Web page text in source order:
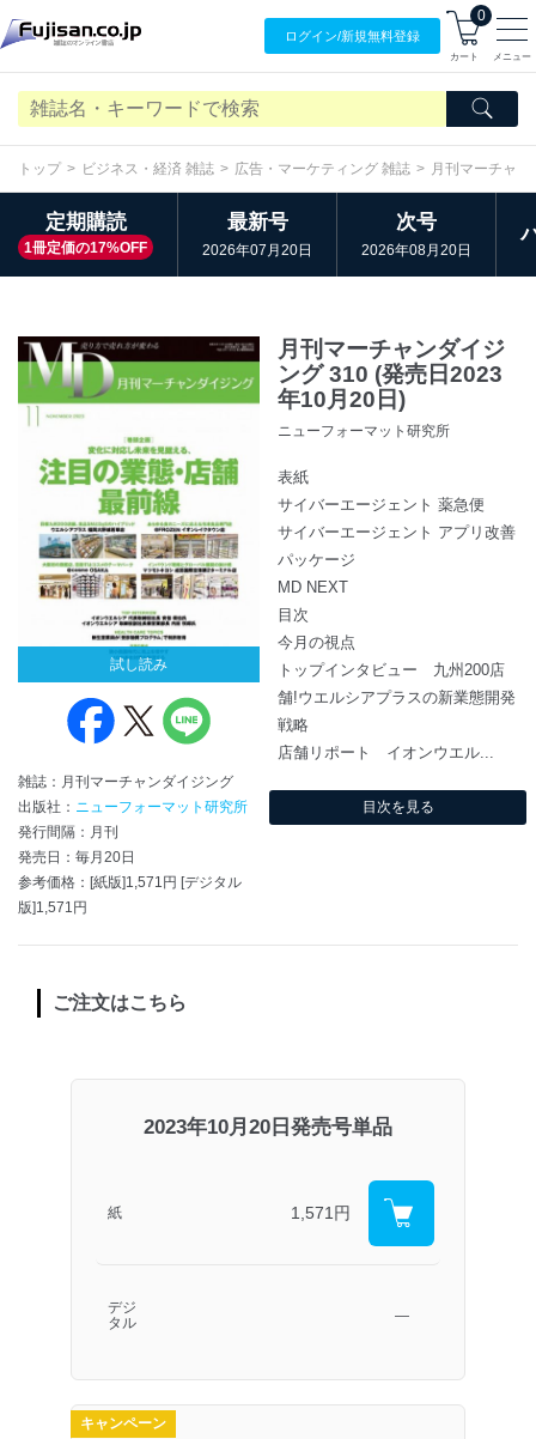
ログイン/新規無料登録
0
カート メニュー
トップ ビジネス・経済 雑誌 広告・マーケティング 雑誌 月刊マーチャ
定期購読
1冊定価の17%OFF
最新号
2026年07月20日
次号
2026年08月20日
試し読み
雑誌：月刊マーチャンダイジング
出版社： ニューフォーマット研究所
発行間隔：月刊
発売日：毎月20日
参考価格：[紙版]1,571円 [デジタル
版]1,571円
月刊マーチャンダイジ
ング 310 (発売日2023
年10月20日)
ニューフォーマット研究所
表紙
サイバーエージェント 薬急便
サイバーエージェント アプリ改善
パッケージ
MD NEXT
目次
今月の視点
トップインタビュー 九州200店
舗!ウエルシアプラスの新業態開発
戦略
店舗リポート イオンウエル...
目次を見る
ご注文はこちら
2023年10月20日発売号単品
紙 1,571円
デジ
タル
―
キャンペーン